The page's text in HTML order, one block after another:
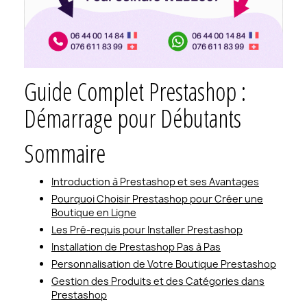
Guide Complet Prestashop :
Démarrage pour Débutants
Sommaire
Introduction à Prestashop et ses Avantages
Pourquoi Choisir Prestashop pour Créer une
Boutique en Ligne
Les Pré-requis pour Installer Prestashop
Installation de Prestashop Pas à Pas
Personnalisation de Votre Boutique Prestashop
Gestion des Produits et des Catégories dans
Prestashop